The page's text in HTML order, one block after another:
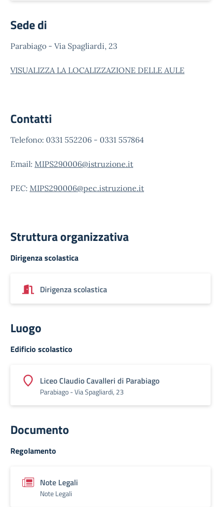
Sede di
Parabiago - Via Spagliardi, 23
VISUALIZZA LA LOCALIZZAZIONE DELLE AULE
Contatti
Telefono: 0331 552206 - 0331 557864
Email: MIPS290006@istruzione.it
PEC: MIPS290006@pec.istruzione.it
Struttura organizzativa
Dirigenza scolastica
Dirigenza scolastica
Luogo
Edificio scolastico
Liceo Claudio Cavalleri di Parabiago
Parabiago - Via Spagliardi, 23
Documento
Regolamento
Note Legali
Note Legali